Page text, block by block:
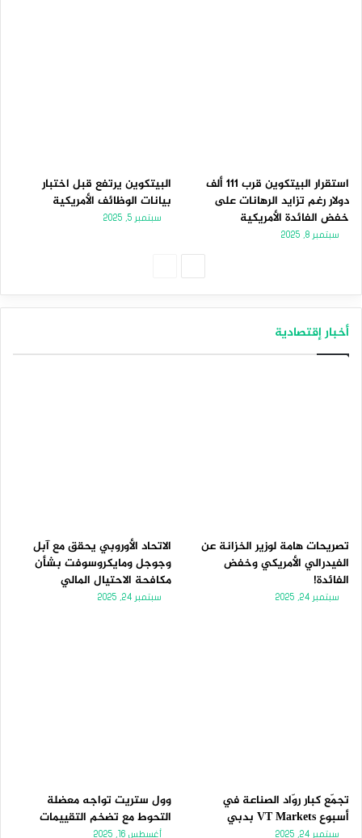
استقرار البيتكوين قرب 111 ألف
دولار رغم تزايد الرهانات على
خفض الفائدة الأمريكية
سبتمبر 8, 2025
البيتكوين يرتفع قبل اختبار
بيانات الوظائف الأمريكية
سبتمبر 5, 2025
أخبار إقتصادية
تصريحات هامة لوزير الخزانة عن
الفيدرالي الأمريكي وخفض
الفائدة!
سبتمبر 24, 2025
الاتحاد الأوروبي يحقق مع آبل
وجوجل ومايكروسوفت بشأن
مكافحة الاحتيال المالي
سبتمبر 24, 2025
تجمّع كبار روّاد الصناعة في
أسبوع VT Markets بدبي
سبتمبر 24, 2025
وول ستريت تواجه معضلة
التحوط مع تضخم التقييمات
أغسطس 16, 2025